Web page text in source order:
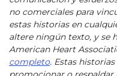
no comerciales para
estas historias en
altere ningún texto, y se
American Heart
completo. Estas